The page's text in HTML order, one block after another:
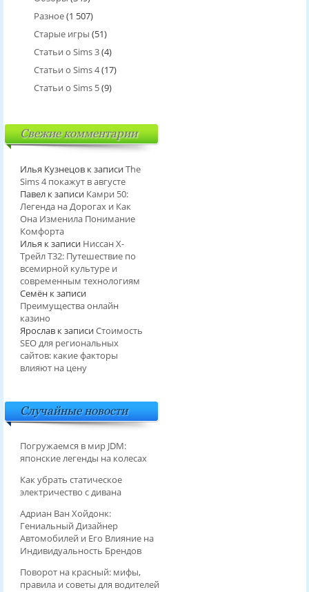
Разное(1 507)
Старые игры (51)
Статьи о Sims 3(4)
Статьи о Sims 4(17)
Статьи о Sims 5(9)
Свежие комментарии
Илья Кузнецовк записиThe
Sims 4 покажут в августе
Павелк записи Камри 50:
Легенда на Дорогах и Как
Она Изменила Понимание
Комфорта
Илья к записи Ниссан Х-
Трейл T32: Путешествие по
всемирной культуре и
современным технологиям
Семёнк записи
Преимущества онлайн
казино
Ярославк записиСтоимость
SEO для региональных
сайтов: какие факторы
влияют на цену
Случайные новости
Погружаемся в мир JDM:
японские легенды на колесах
Как убрать статическое
электричество с дивана
Адриан Ван Хойдонк:
Гениальный Дизайнер
Автомобилей и Его Влияние на
Индивидуальность Брендов
Поворот на красный: мифы,
правила и советы для водителей